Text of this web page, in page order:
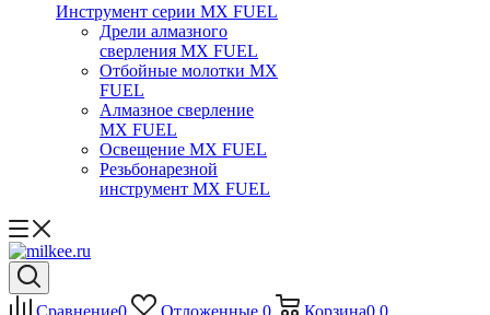
Инструмент серии MX FUEL
Дрели алмазного
сверления MX FUEL
Отбойные молотки MX
FUEL
Алмазное сверление
MX FUEL
Освещение MX FUEL
Резьбонарезной
инструмент MX FUEL
Сравнение0 Отложенные 0 Корзина0 0